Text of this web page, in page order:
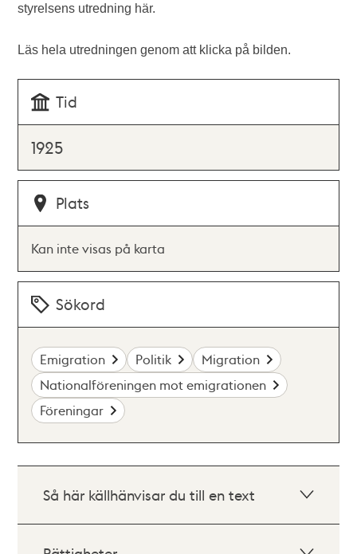
styrelsens utredning här.
Läs hela utredningen genom att klicka på bilden.
Tid
1925
Plats
Kan inte visas på karta
Sökord
Emigration Politik
Migration
Nationalföreningen mot emigrationen
Föreningar
Så här källhänvisar du till en text